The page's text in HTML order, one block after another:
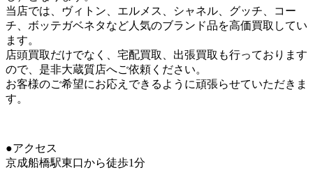
当店では、ヴィトン、エルメス、シャネル、グッチ、コー
チ、ボッテガベネタなど人気のブランド品を高価買取してい
ます。
店頭買取だけでなく、宅配買取、出張買取も行っております
ので、是非大蔵質店へご依頼ください。
お客様のご希望にお応えできるように頑張らせていただきま
す。
●アクセス
京成船橋駅東口から徒歩1分